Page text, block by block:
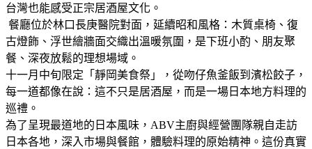
台灣也能感受正宗居酒屋文化。
餐廳位於林口長庚醫院對面，延續昭和風格：木質桌椅、復
古燈飾、浮世繪牆面交織出溫暖氛圍，是下班小酌、朋友聚
餐、深夜放鬆的理想場域。
十一月中旬限定「靜岡美食祭」，從吻仔魚釜飯到濱松餃子，
每一道都像在說：這不只是居酒屋，而是一場日本地方料理的
巡禮。
為了呈現最道地的日本風味，ABV主廚與經營團隊親自走訪
日本各地，深入市場與餐館，體驗料理的原始精神。這份真實